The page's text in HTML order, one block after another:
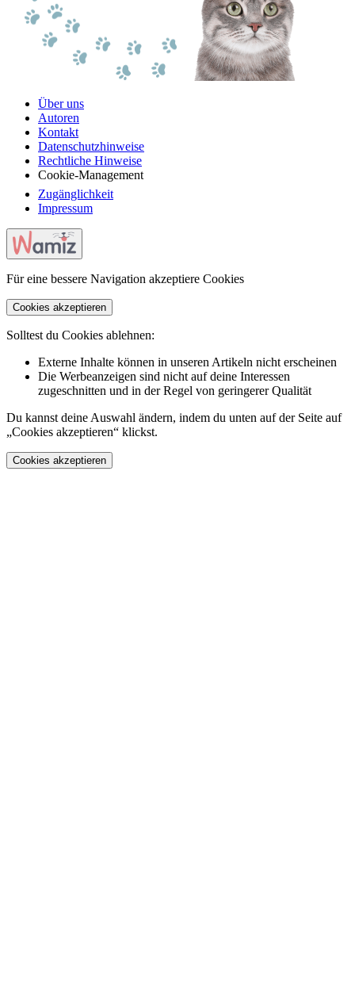
Über uns
Autoren
Kontakt
Datenschutzhinweise
Rechtliche Hinweise
Cookie-Management
Zugänglichkeit
Impressum
Für eine bessere Navigation akzeptiere Cookies
Cookies akzeptieren
Solltest du Cookies ablehnen:
Externe Inhalte können in unseren Artikeln nicht erscheinen
Die Werbeanzeigen sind nicht auf deine Interessen
zugeschnitten und in der Regel von geringerer Qualität
Du kannst deine Auswahl ändern, indem du unten auf der Seite auf
„Cookies akzeptieren“ klickst.
Cookies akzeptieren